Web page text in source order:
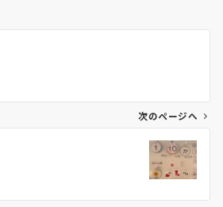
次のページへ